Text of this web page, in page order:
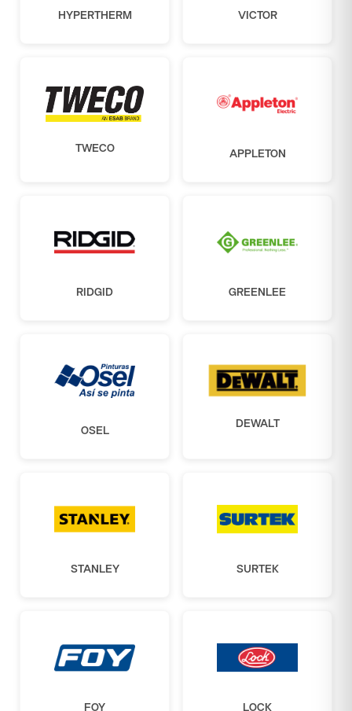
HYPERTHERM VICTOR
TWECO APPLETON
RIDGID GREENLEE
OSEL
DEWALT
STANLEY SURTEK
FOY LOCK